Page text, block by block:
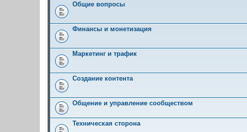
Общие вопросы
Финансы и монетизация
Маркетинг и трафик
Создание контента
Общение и управление сообществом
Техническая сторона